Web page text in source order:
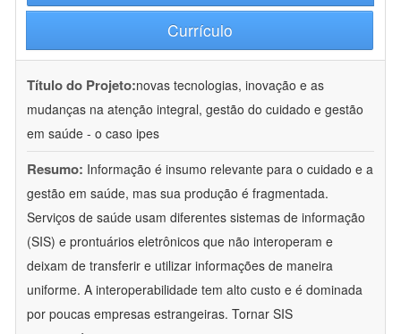
Currículo
Título do Projeto:novas tecnologias, inovação e as
mudanças na atenção integral, gestão do cuidado e gestão
em saúde - o caso ipes
Resumo: Informação é insumo relevante para o cuidado e a
gestão em saúde, mas sua produção é fragmentada.
Serviços de saúde usam diferentes sistemas de informação
(SIS) e prontuários eletrônicos que não interoperam e
deixam de transferir e utilizar informações de maneira
uniforme. A interoperabilidade tem alto custo e é dominada
por poucas empresas estrangeiras. Tornar SIS